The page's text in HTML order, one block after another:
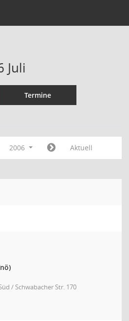
Juli
Termine
2006 Aktuell
/ Schwabacher Str. 170